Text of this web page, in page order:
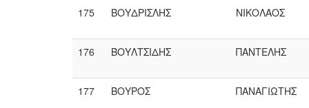
175 ΒΟΥΔΡΙΣΛΗΣ ΝΙΚΟΛΑΟΣ
176 ΒΟΥΛΤΣΙΔΗΣ ΠΑΝΤΕΛΗΣ
177 ΒΟΥΡΟΣ ΠΑΝΑΓΙΩΤΗΣ